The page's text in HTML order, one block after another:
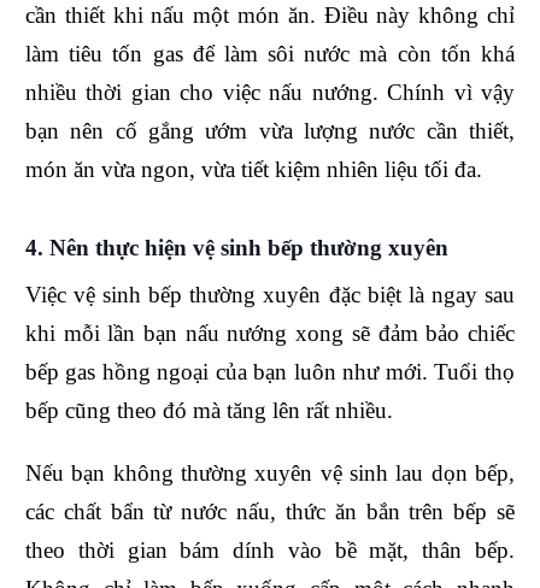
cần thiết khi nấu một món ăn. Điều này không chỉ
làm tiêu tốn gas để làm sôi nước mà còn tốn khá
nhiều thời gian cho việc nấu nướng. Chính vì vậy
bạn nên cố gắng ướm vừa lượng nước cần thiết,
món ăn vừa ngon, vừa tiết kiệm nhiên liệu tối đa.
4. Nên thực hiện vệ sinh bếp thường xuyên
Việc vệ sinh bếp thường xuyên đặc biệt là ngay sau
khi mỗi lần bạn nấu nướng xong sẽ đảm bảo chiếc
bếp gas hồng ngoại của bạn luôn như mới. Tuổi thọ
bếp cũng theo đó mà tăng lên rất nhiều.
Nếu bạn không thường xuyên vệ sinh lau dọn bếp,
các chất bẩn từ nước nấu, thức ăn bắn trên bếp sẽ
theo thời gian bám dính vào bề mặt, thân bếp.